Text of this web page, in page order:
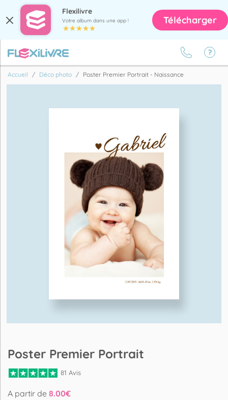
Flexilivre
Votre album dans une app ! Télécharger
Accueil Déco photo Poster Premier Portrait - Naissance
Poster Premier Portrait
81 Avis
A partir de 8.00€